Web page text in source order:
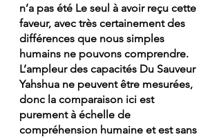
n’a pas été Le seul à avoir reçu cette
faveur, avec très certainement des
différences que nous simples
humains ne pouvons comprendre.
L’ampleur des capacités Du Sauveur
Yahshua ne peuvent être mesurées,
donc la comparaison ici est
purement à échelle de
compréhension humaine et est sans